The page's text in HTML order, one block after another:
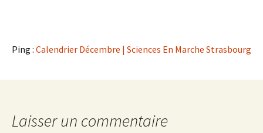
Ping : Calendrier Décembre | Sciences En Marche Strasbourg
Laisser un commentaire